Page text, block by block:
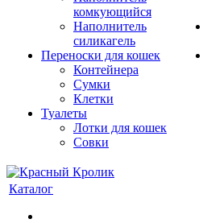
комкующийся
Наполнитель
силикагель
Переноски для кошек
Контейнера
Сумки
Клетки
Туалеты
Лотки для кошек
Совки
Каталог